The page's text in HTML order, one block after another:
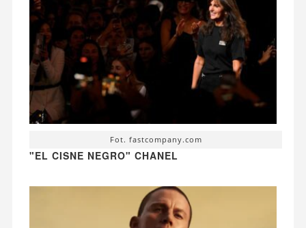
Fot. fastcompany.com
"EL CISNE NEGRO" CHANEL